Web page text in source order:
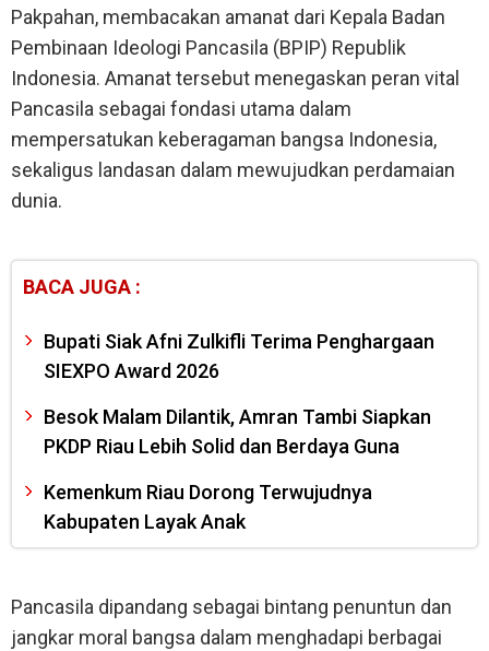
Pakpahan, membacakan amanat dari Kepala Badan
Pembinaan Ideologi Pancasila (BPIP) Republik
Indonesia. Amanat tersebut menegaskan peran vital
Pancasila sebagai fondasi utama dalam
mempersatukan keberagaman bangsa Indonesia,
sekaligus landasan dalam mewujudkan perdamaian
dunia.
BACA JUGA :
Bupati Siak Afni Zulkifli Terima Penghargaan
SIEXPO Award 2026
Besok Malam Dilantik, Amran Tambi Siapkan
PKDP Riau Lebih Solid dan Berdaya Guna
Kemenkum Riau Dorong Terwujudnya
Kabupaten Layak Anak
Pancasila dipandang sebagai bintang penuntun dan
jangkar moral bangsa dalam menghadapi berbagai